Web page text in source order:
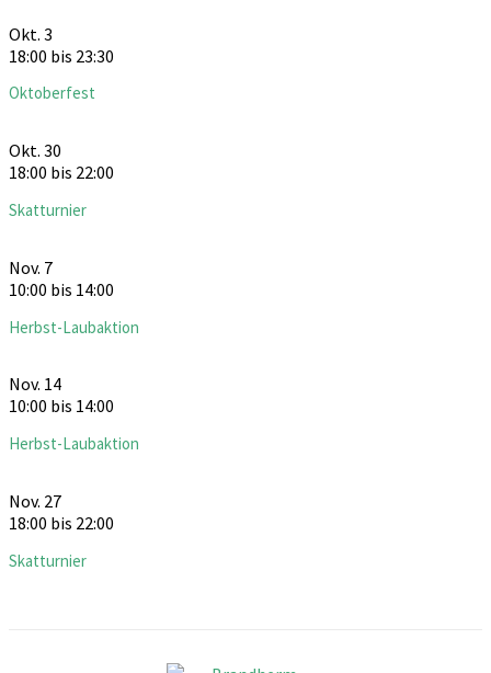
Okt. 3
18:00 bis 23:30
Oktoberfest
Okt. 30
18:00 bis 22:00
Skatturnier
Nov. 7
10:00 bis 14:00
Herbst-Laubaktion
Nov. 14
10:00 bis 14:00
Herbst-Laubaktion
Nov. 27
18:00 bis 22:00
Skatturnier